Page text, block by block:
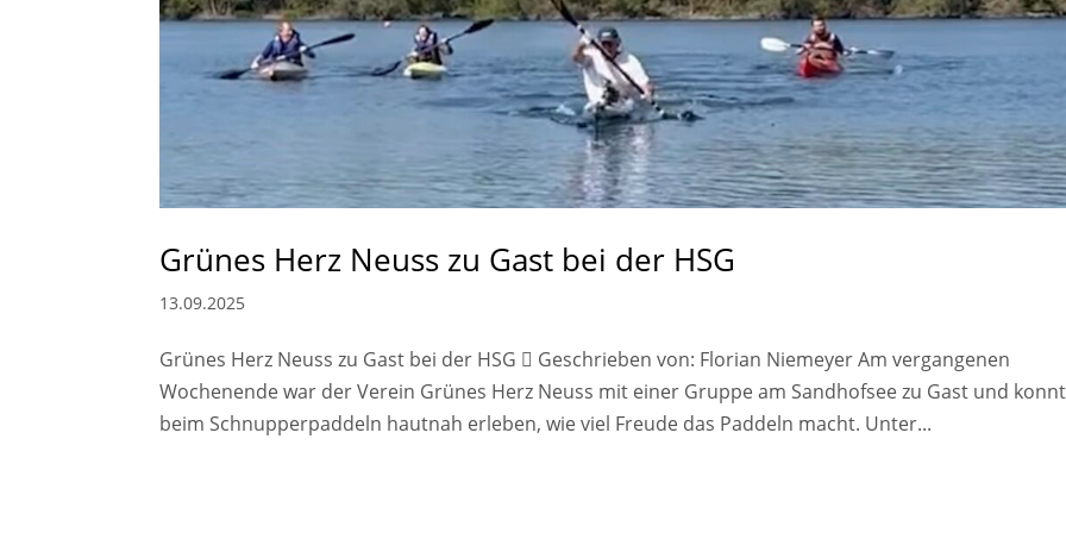
Grünes Herz Neuss zu Gast bei der HSG
13.09.2025
Grünes Herz Neuss zu Gast bei der HSG  Geschrieben von: Florian Niemeyer Am vergangenen
Wochenende war der Verein Grünes Herz Neuss mit einer Gruppe am Sandhofsee zu Gast und
beim Schnupperpaddeln hautnah erleben, wie viel Freude das Paddeln macht. Unter...